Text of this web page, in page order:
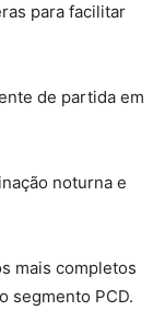
para facilitar
de partida em
noturna e
mais completos
segmento PCD.